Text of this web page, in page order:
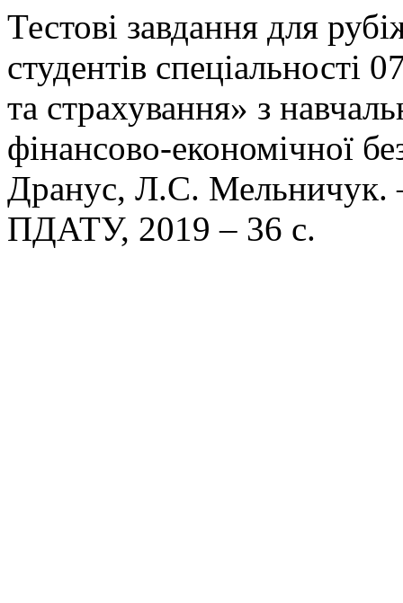
Тестові завдання для
студентів спеціальності
та страхування» з
фінансово-економічної
Дранус, Л.С. Мельничук.
ПДАТУ, 2019 – 36 с.